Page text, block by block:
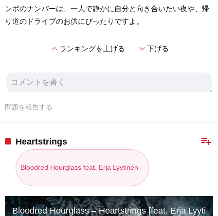
ンポのナンバーは、一人で静かに自分と向き合いたい夜や、帰
り道のドライブのお供にぴったりですよ。
expand_lessランキングを上げる expand_more下げる
問題を報告する
playlist_add
Heartstrings
Bloodred Hourglass feat. Erja Lyytinen
Bloodred Hourglass – Heartstrings [feat. Erja